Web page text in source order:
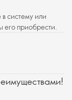
систему или
его приобрести.